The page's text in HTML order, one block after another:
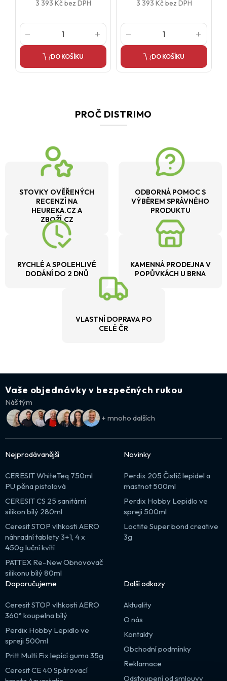
spojení designové elegance s vysokou funkčností a
životnost povrchové úpravy.
3 393 Kčbez DPH
DO KOŠÍKU
3 393 Kčbez DPH
DO KOŠÍKU
PROČ DISTRIMO
STOVKY OVĚŘENÝCH
RECENZÍ NA
HEUREKA.CZ A
ZBOŽÍ.CZ
ODBORNÁ POMOC S
VÝBĚREM SPRÁVNÉHO
PRODUKTU
RYCHLÉ A SPOLEHLIVÉ
DODÁNÍ DO 2 DNŮ
KAMENNÁ PRODEJNA V
POPŮVKÁCH U BRNA
VLASTNÍ DOPRAVA PO
CELÉ ČR
Vaše objednávky v bezpečných rukou
Náš tým
+ mnoho dalších
Nejprodávanější
CERESIT WhiteTeq 750ml
PU pěna pistolová
CERESIT CS 25 sanitární
silikon bílý 280ml
Ceresit STOP vlhkosti AERO
náhradní tablety 3+1, 4 x
450g luční kvítí
PATTEX Re-New Obnovovač
silikonu bílý 80ml
Novinky
Perdix 205 Čistič lepidel a
mastnot 500ml
Perdix Hobby Lepidlo ve
spreji 500ml
Loctite Super bond creative
3g
Doporučujeme
Ceresit STOP vlhkosti AERO
360° koupelna bílý
Perdix Hobby Lepidlo ve
spreji 500ml
Pritt Multi Fix lepící guma 35g
Ceresit CE 40 Spárovací
Další odkazy
Aktuality
O nás
Kontakty
Obchodní podmínky
Reklamace
Odstoupení od smlouvy